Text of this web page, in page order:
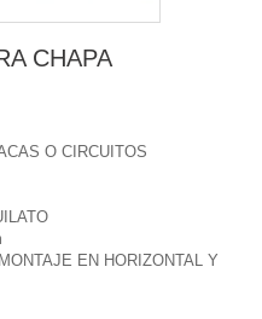
CHAPA
O CIRCUITOS
EN HORIZONTAL Y